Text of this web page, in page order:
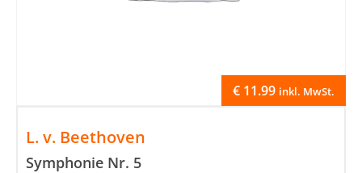
L. v. Beethoven
Symphonie Nr. 5
€ 11.99 inkl. MwSt.